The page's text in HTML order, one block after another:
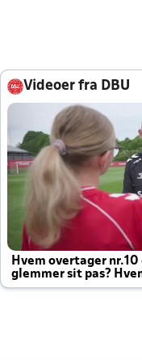
Videoer fra DBU
Hvem overtager
glemmer sit pas?
altid til efter kampe?